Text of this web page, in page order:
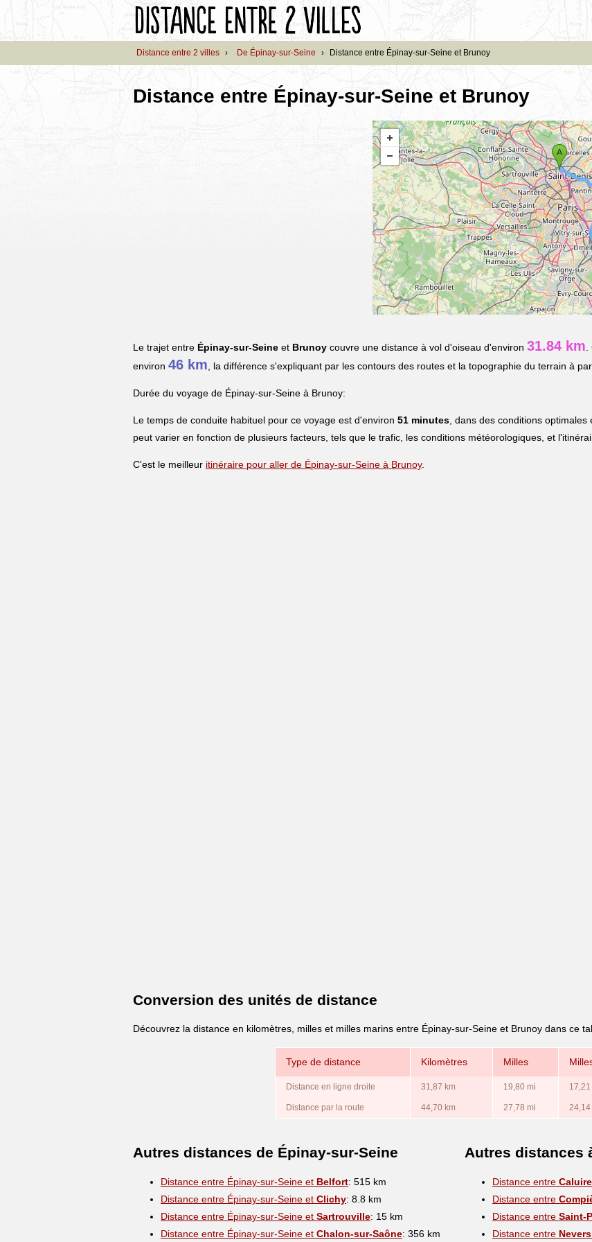
Distance entre 2 villes › De Épinay-sur-Seine › Distance entre Épinay-sur-Seine et Brunoy
Distance entre Épinay-sur-Seine et Brunoy
Le trajet entre Épinay-sur-Seine et Brunoy couvre une distance à vol d'oiseau d'environ 31.84 km
environ 46 km , la différence s'expliquant par les contours des routes et la topographie du terrain à
Durée du voyage de Épinay-sur-Seine à Brunoy:
Le temps de conduite habituel pour ce voyage est d'environ 51 minutes , dans des conditions
peut varier en fonction de plusieurs facteurs, tels que le trafic, les conditions météorologiques, et
C'est le meilleur itinéraire pour aller de Épinay-sur-Seine à Brunoy.
Conversion des unités de distance
Découvrez la distance en kilomètres, milles et milles marins entre Épinay-sur-Seine et Brunoy dans ce
Type de distance Kilomètres Milles
Distance en ligne droite 31,87 km 19,80 mi 17,21
Distance par la route 44,70 km 27,78 mi 24,14
Autres distances de Épinay-sur-Seine
Distance entre Épinay-sur-Seine et Belfort: 515 km
Distance entre Épinay-sur-Seine et Clichy: 8.8 km
Distance entre Épinay-sur-Seine et Sartrouville: 15 km
Distance entre Épinay-sur-Seine et Chalon-sur-Saône: 356 km
Autres distances
Distance entre
Distance entre
Distance entre Saint-
Distance entre Nevers